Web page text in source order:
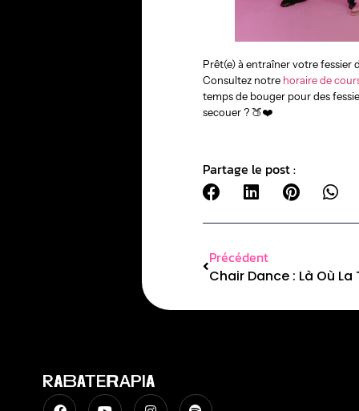
Prêt(e) à entraîner votre fessier
Consultez notre horaire de
temps de bouger pour des
secouer ? 🍑❤️
Partage le post :
Précédent